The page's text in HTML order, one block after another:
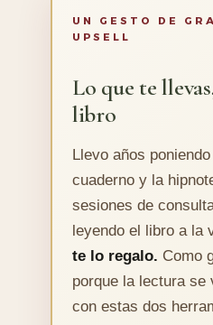
UN GESTO DE
UPSELL
Lo que te
libro
Llevo años
cuaderno y la
sesiones de
leyendo el libro a la
te lo regalo. Como
porque la lectura se
con estas dos